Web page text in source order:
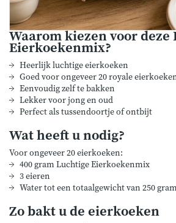
Waarom kiezen voor deze
Eierkoekenmix?
Heerlijk luchtige eierkoeken
Goed voor ongeveer 20 royale
Eenvoudig zelf te bakken
Lekker voor jong en oud
Perfect als tussendoortje of ontbijt
Wat heeft u nodig?
Voor ongeveer 20 eierkoeken:
400 gram Luchtige Eierkoekenmix
3 eieren
Water tot een totaalgewicht van 250
Zo bakt u de eierkoeken